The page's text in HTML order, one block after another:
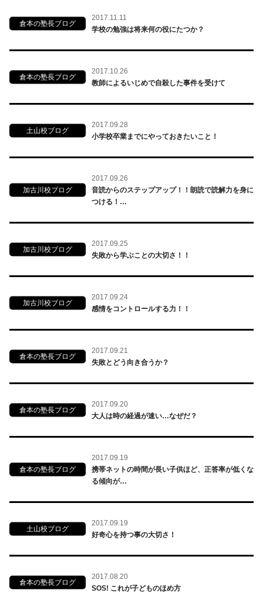
倉本の塾長ブログ
2017.11.11
学校の勉強は将来何の役にたつか？
倉本の塾長ブログ
2017.10.26
教師によるいじめで自殺した事件を受けて
土山校ブログ
2017.09.28
小学校卒業までにやっておきたいこと！
加古川校ブログ
2017.09.26
音読からのステップアップ！！朗読で読解力を身に
つける！…
加古川校ブログ
2017.09.25
失敗から学ぶことの大切さ！！
加古川校ブログ
2017.09.24
感情をコントロールする力！！
倉本の塾長ブログ
2017.09.21
失敗とどう向き合うか？
倉本の塾長ブログ
2017.09.20
大人は時の経過が速い…なぜだ？
倉本の塾長ブログ
2017.09.19
携帯ネットの時間が長い子供ほど、正答率が低くな
る傾向が…
土山校ブログ
2017.09.19
好奇心を持つ事の大切さ！
倉本の塾長ブログ
2017.08.20
SOS! これが子どものほめ方